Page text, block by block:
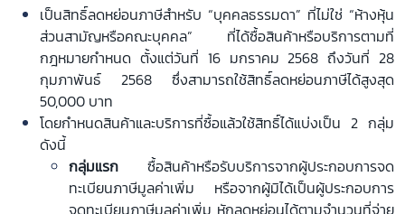
งาน เป็นสิทธิ์ลดหย่อนภาษีสำหรับ “บุคคลธรรมดา” ที่ไม่ใช่ “ห้างหุ้น
ส่วนสามัญหรือคณะบุคคล” ที่ได้ซื้อสินค้าหรือบริการตามที่
กฎหมายกำหนด ตั้งแต่วันที่ 16 มกราคม 2568 ถึงวันที่ 28
กุมภาพันธ์ 2568 ซึ่งสามารถใช้สิทธิ์ลดหย่อนภาษีได้สูงสุด
50,000 บาท
โดยกำหนดสินค้าและบริการที่ซื้อแล้วใช้สิทธิ์ได้แบ่งเป็น 2 กลุ่ม
ดังนี้
กลุ่มแรก ซื้อสินค้าหรือรับบริการจากผู้ประกอบการจด
ทะเบียนภาษีมูลค่าเพิ่ม หรือจากผู้มิได้เป็นผู้ประกอบการ